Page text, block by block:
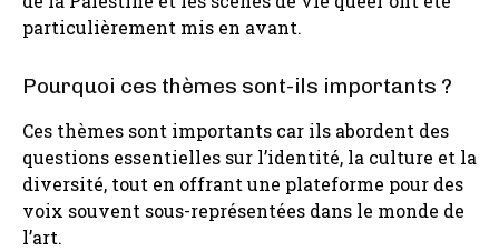
particulièrement mis en avant.
Pourquoi ces thèmes sont-ils importants ?
Ces thèmes sont importants car ils abordent des
questions essentielles sur l’identité, la culture et la
diversité, tout en offrant une plateforme pour des
voix souvent sous-représentées dans le monde de
l’art.